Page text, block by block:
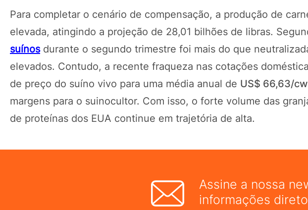
Para completar o cenário de compensação, a produção de
elevada, atingindo a projeção de 28,01 bilhões de libras.
suínosdurante o segundo trimestre foi mais do que
elevados. Contudo, a recente fraqueza nas cotações
de preço do suíno vivo para uma média anual de US$ 66,63/
margens para o suinocultor. Com isso, o forte volume das
de proteínas dos EUA continue em trajetória de alta.
Assine a nossa
informações